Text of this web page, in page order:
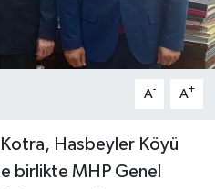
A- A+
Hasbeyler Köyü
birlikte MHP Genel